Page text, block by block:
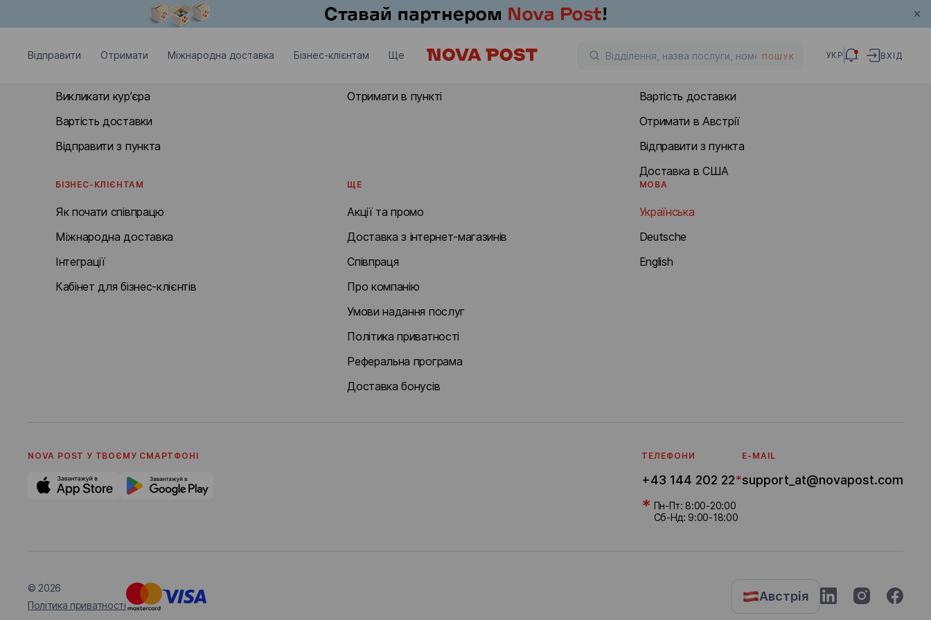
Відправити Отримати Міжнародна доставка Бізнес-клієнтам Ще ПОШУК УКР ВХІД
Викликати кур’єра
Вартість доставки
Відправити з пункта
Отримати в пункті
Вартість доставки
Отримати в Австрії
Відправити з пункта
Доставка в США
БІЗНЕС-КЛІЄНТАМ
Як почати співпрацю
Міжнародна доставка
Інтеграції
Кабінет для бізнес-клієнтів
ЩЕ
Акції та промо
Доставка з інтернет-магазинів
Співпраця
Про компанію
Умови надання послуг
Політика приватності
Реферальна програма
Доставка бонусів
МОВА
Українська
Deutsche
English
NOVA POST У ТВОЄМУ СМАРТФОНI ТЕЛЕФОНИ
+43 144 202 22*
* Пн-Пт: 8:00-20:00
Сб-Нд: 9:00-18:00
E-MAIL
support_at@novapost.com
© 2026
Політика приватності
Австрія